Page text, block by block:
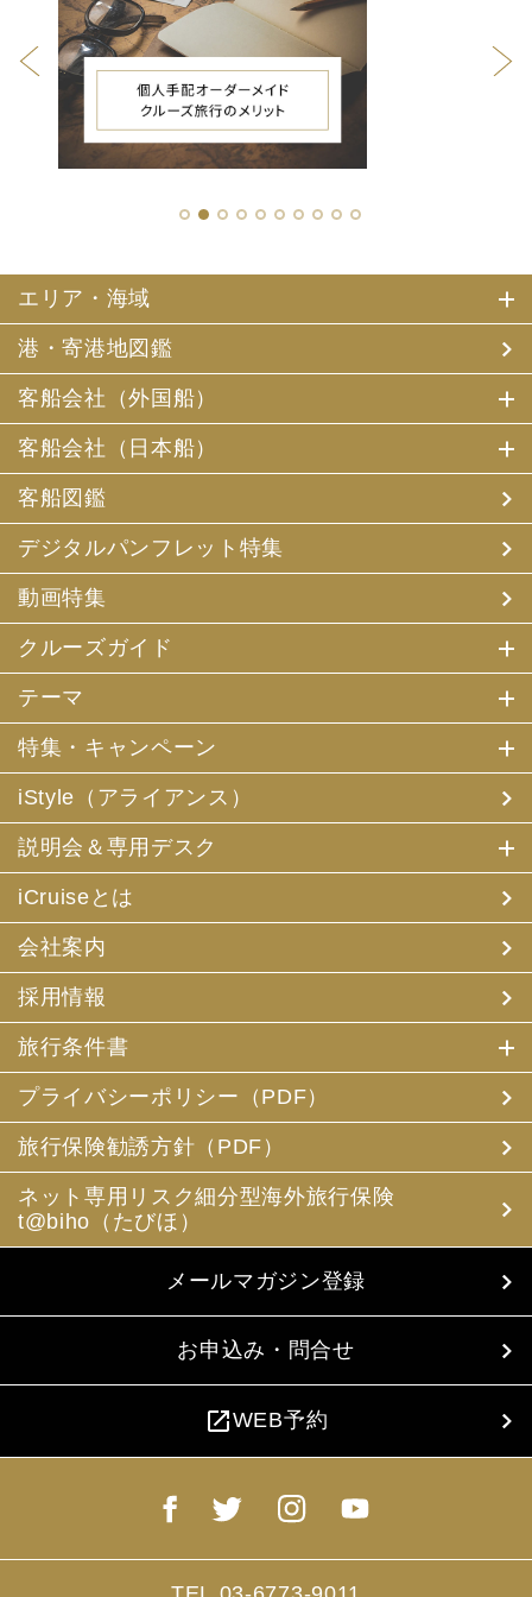
1 2 3 4 5 6 7 8 9 10
エリア・海域
港・寄港地図鑑
客船会社（外国船）
客船会社（日本船）
客船図鑑
デジタルパンフレット特集
動画特集
クルーズガイド
テーマ
特集・キャンペーン
iStyle（アライアンス）
説明会＆専用デスク
iCruiseとは
会社案内
採用情報
旅行条件書
プライバシーポリシー（PDF）
旅行保険勧誘方針（PDF）
ネット専用リスク細分型海外旅行保険
t@biho（たびほ）
メールマガジン登録
お申込み・問合せ
open_in_newWEB予約